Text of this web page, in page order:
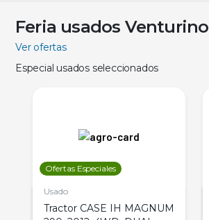
Feria usados Venturino
Ver ofertas
Especial usados seleccionados
Ofertas Especiales
Usado
Tractor CASE IH MAGNUM